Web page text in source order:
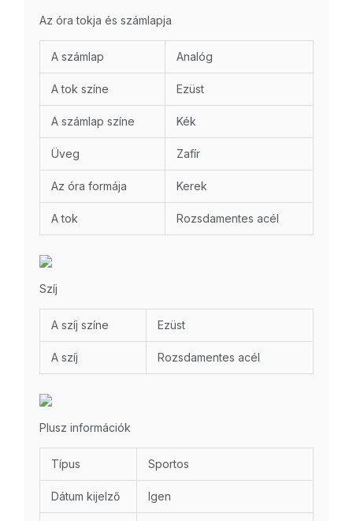
Az óra tokja és számlapja
A számlap Analóg
A tok színe Ezüst
A számlap színe Kék
Üveg Zafír
Az óra formája Kerek
A tok Rozsdamentes acél
Szíj
A szíj színe Ezüst
A szíj Rozsdamentes acél
Plusz információk
Típus Sportos
Dátum kijelző Igen